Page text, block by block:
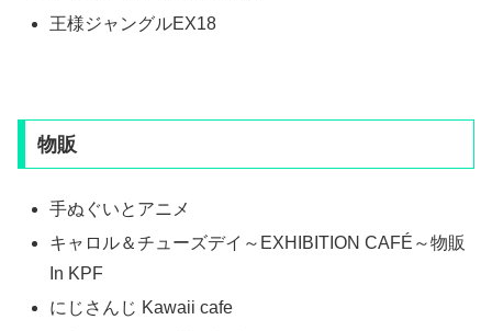
王様ジャングルEX18
物販
手ぬぐいとアニメ
キャロル＆チューズデイ～EXHIBITION CAFÉ～物販
In KPF
にじさんじ Kawaii cafe